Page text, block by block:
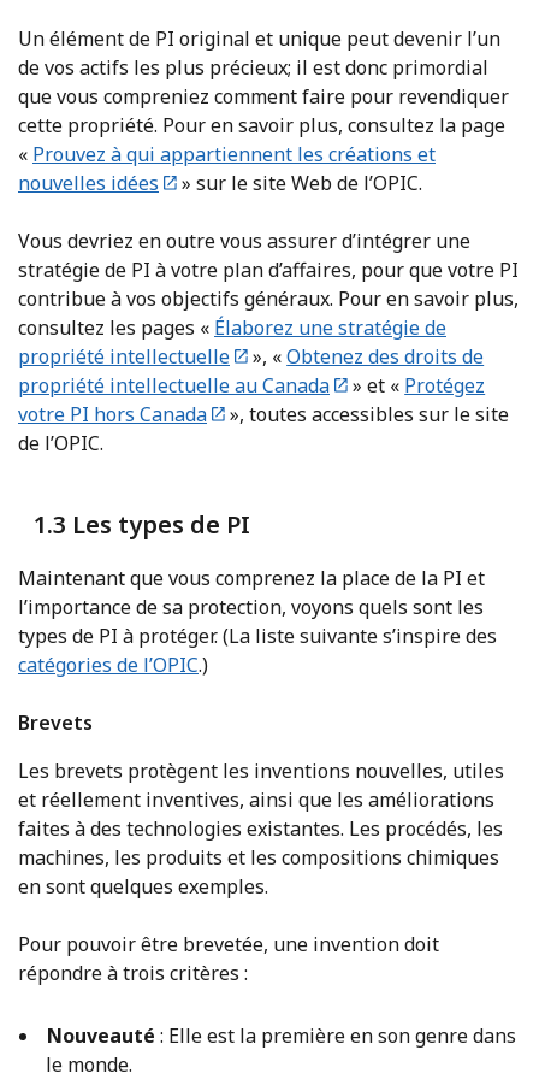
Un élément de PI original et unique peut devenir l’un
de vos actifs les plus précieux; il est donc primordial
que vous compreniez comment faire pour revendiquer
cette propriété. Pour en savoir plus, consultez la page
« Prouvez à qui appartiennent les créations et
nouvelles idées
» sur le site Web de l’OPIC.
Vous devriez en outre vous assurer d’intégrer une
stratégie de PI à votre plan d’affaires, pour que votre PI
contribue à vos objectifs généraux. Pour en savoir plus,
consultez les pages « Élaborez une stratégie de
propriété intellectuelle
», «Obtenez des droits de
propriété intellectuelle au Canada
» et « Protégez
votre PI hors Canada
», toutes accessibles sur le site
de l’OPIC.
1.3 Les types de PI
Maintenant que vous comprenez la place de la PI et
l’importance de sa protection, voyons quels sont les
types de PI à protéger. (La liste suivante s’inspire des
catégories de l’OPIC.)
Brevets
Les brevets protègent les inventions nouvelles, utiles
et réellement inventives, ainsi que les améliorations
faites à des technologies existantes. Les procédés, les
machines, les produits et les compositions chimiques
en sont quelques exemples.
Pour pouvoir être brevetée, une invention doit
répondre à trois critères :
Nouveauté : Elle est la première en son genre dans
le monde.